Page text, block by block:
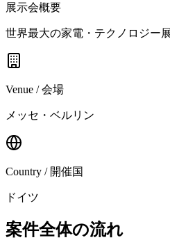
展示会概要
世界最大の家電・テクノロジー展
Venue / 会場
メッセ・ベルリン
Country / 開催国
ドイツ
案件全体の流れ